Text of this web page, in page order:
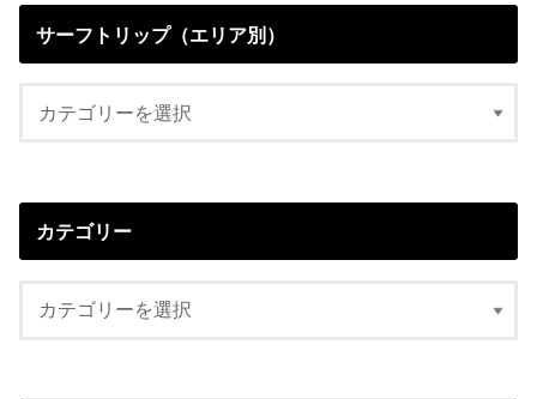
サーフトリップ（エリア別）
カテゴリー